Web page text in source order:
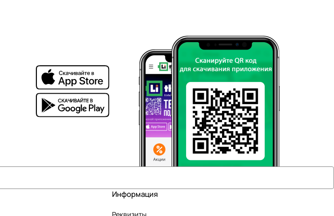
Информация